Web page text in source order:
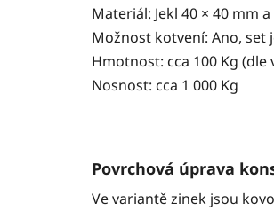
Materiál: Jekl 40 × 40 mm
Možnost kotvení: Ano,
Hmotnost: cca 100 Kg
Nosnost: cca 1 000 Kg
Povrchová úprava
Ve variantě zinek jsou